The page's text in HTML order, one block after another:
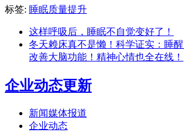
标签: 睡眠质量提升
这样呼吸后，睡眠不自觉变好了！
冬天赖床真不是懒！科学证实：睡
改善大脑功能！精神心情也全在线！
企业动态更新
新闻媒体报道
企业动态